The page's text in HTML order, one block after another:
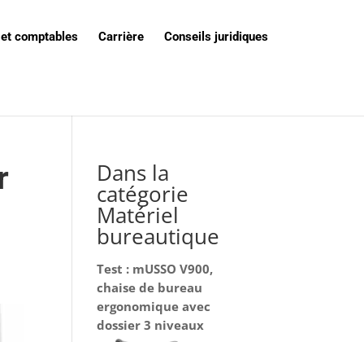
comptables Carrière Conseils juridiques
Dans la
catégorie
Matériel
bureautique
Test : mUSSO V900,
chaise de bureau
ergonomique avec
dossier 3 niveaux